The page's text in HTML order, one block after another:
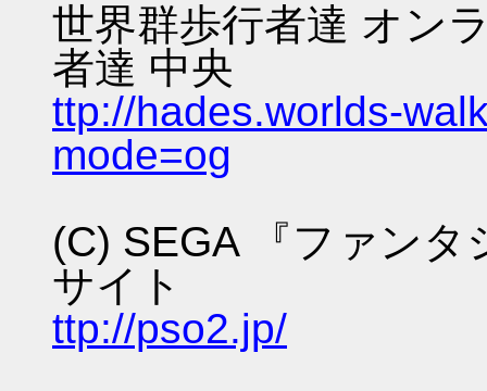
世界群歩行者達 オン
者達 中央
ttp://hades.worlds-
mode=og
(C) SEGA 『ファン
サイト
ttp://pso2.jp/